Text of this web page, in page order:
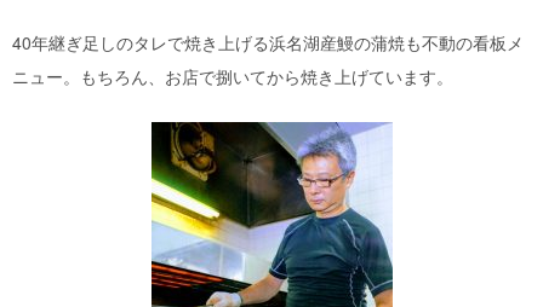
40年継ぎ足しのタレで焼き上げる浜名湖産鰻の蒲焼も不動の看板メ
ニュー。もちろん、お店で捌いてから焼き上げています。